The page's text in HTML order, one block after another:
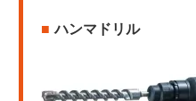
ハンマドリル